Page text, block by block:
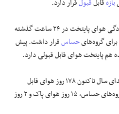
بازهقابلقبولقرار دارد.
بر اساس همین گزارش، شاخص آلودگی هوای پایتخت در ۲۴ ساعت گذشته
حساسقرار داشت. پیش
بر اساس این گزارش پایتخت از ابتدای سال تاکنون ۱۷۸ روز هوای قابل
قبول، ۵۷ روز هوای ناسالم برای گروه‌های حساس، ۱۵ روز هوای پاک و ۲ روز